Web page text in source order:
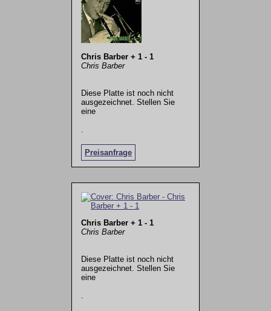
Chris Barber + 1 - 1
Chris Barber
Diese Platte ist noch nicht
ausgezeichnet. Stellen Sie
eine
Preisanfrage
.
Chris Barber + 1 - 1
Chris Barber
Diese Platte ist noch nicht
ausgezeichnet. Stellen Sie
eine